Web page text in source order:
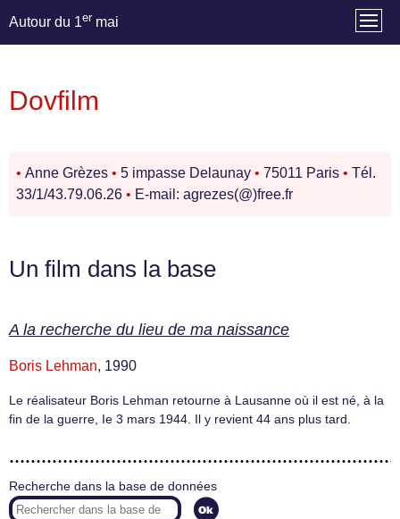
Autour du 1er mai
Dovfilm
• Anne Grèzes • 5 impasse Delaunay • 75011 Paris • Tél.
33/1/43.79.06.26 • E-mail: agrezes(@)free.fr
Un film dans la base
A la recherche du lieu de ma naissance
Boris Lehman, 1990
Le réalisateur Boris Lehman retourne à Lausanne où il est né, à la
fin de la guerre, Ie 3 mars 1944. Il y revient 44 ans plus tard.
Recherche dans la base de données